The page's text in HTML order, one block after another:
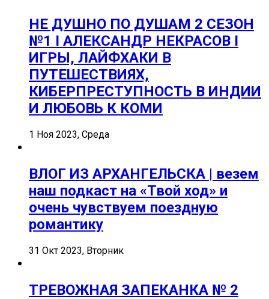
НЕ ДУШНО ПО ДУШАМ 2 СЕЗОН
№1 I АЛЕКСАНДР НЕКРАСОВ I
ИГРЫ, ЛАЙФХАКИ В
ПУТЕШЕСТВИЯХ,
КИБЕРПРЕСТУПНОСТЬ В ИНДИИ
И ЛЮБОВЬ К КОМИ
1 Ноя 2023, Среда
ВЛОГ ИЗ АРХАНГЕЛЬСКА | везем
наш подкаст на «Твой ход» и
очень чувствуем поездную
романтику
31 Окт 2023, Вторник
ТРЕВОЖНАЯ ЗАПЕКАНКА № 2